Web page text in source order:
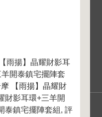
雨揚】晶耀財影耳
開泰鎮宅擺陣套
【雨揚】晶耀財
財影耳環+三羊開
泰鎮宅擺陣套組, 評